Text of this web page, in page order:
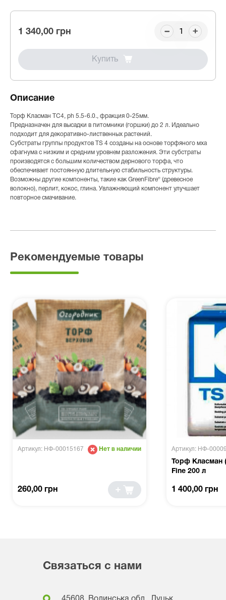
1 340,00 грн
Купить
Описание
Торф Класман ТС4, ph 5.5-6.0., фракция 0-25мм.
Предназначен для высадки в питомники (горшки) до 2 л. Идеально
подходит для декоративно-лиственных растений.
Субстраты группы продуктов TS 4 созданы на основе торфяного мха
сфагнума с низким и средним уровнем разложения. Эти субстраты
производятся с большим количеством дернового торфа, что
обеспечивает постоянную длительную стабильность структуры.
Возможны другие компоненты, такие как GreenFibre® (древесное
волокно), перлит, кокос, глина. Увлажняющий компонент улучшает
повторное смачивание.
Рекомендуемые товары
Артикул: НФ-00015167 Нет в наличии
260,00 грн
Артикул: НФ-
Торф Класман
Fine 200 л
1 400,00 грн
Связаться с нами